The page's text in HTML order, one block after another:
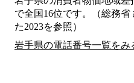
で全国16位です。（総務
た2023を参照）
岩手県の電話番号一覧をみ